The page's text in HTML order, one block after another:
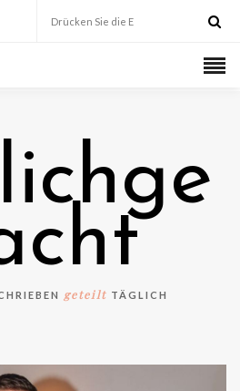
geteilt TÄGLICH